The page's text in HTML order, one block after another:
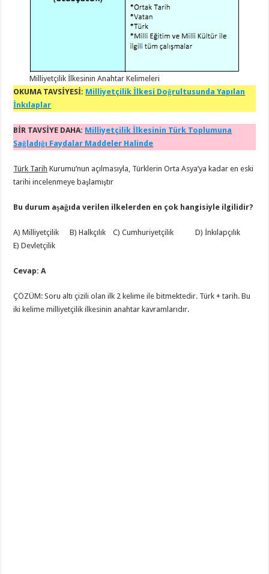
Milliyetçilik İlkesinin Anahtar Kelimeleri
OKUMA TAVSİYESİ: Milliyetçilik İlkesi Doğrultusunda Yapılan
İnkılaplar
BİR TAVSİYE DAHA: Milliyetçilik İlkesinin Türk Toplumuna
Sağladığı Faydalar Maddeler Halinde
Türk Tarih Kurumu’nun açılmasıyla, Türklerin Orta Asya’ya kadar en eski
tarihi incelenmeye başlamıştır
Bu durum aşağıda verilen ilkelerden en çok hangisiyle ilgilidir?
A) Milliyetçilik B) Halkçılık C) Cumhuriyetçilik D) İnkılapçılık
E) Devletçilik
Cevap: A
ÇÖZÜM: Soru altı çizili olan ilk 2 kelime ile bitmektedir. Türk + tarih. Bu
iki kelime milliyetçilik ilkesinin anahtar kavramlarıdır.